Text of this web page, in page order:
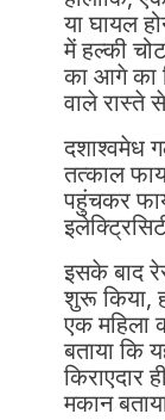
या घायल
में हल्की
का आगे का
वाले रास्ते
दशाश्वमेध
तत्काल
पहुंचकर
इसके बाद
शुरू किया,
एक महिला
बताया कि
किराएदार
मकान